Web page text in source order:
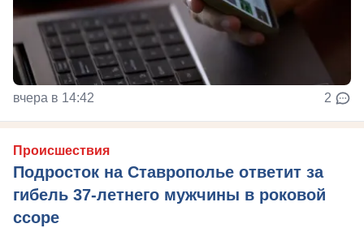
вчера в 14:42 2
Происшествия
Подросток на Ставрополье ответит за
гибель 37-летнего мужчины в роковой
ссоре